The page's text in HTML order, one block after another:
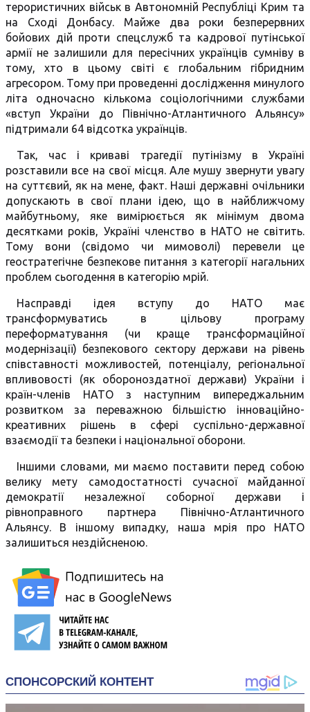
терористичних військ в Автономній Республіці Крим та
на Сході Донбасу. Майже два роки безперервних
бойових дій проти спецслужб та кадрової путінської
армії не залишили для пересічних українців сумніву в
тому, хто в цьому світі є глобальним гібридним
агресором. Тому при проведенні дослідження минулого
літа одночасно кількома соціологічними службами
«вступ України до Північно-Атлантичного Альянсу»
підтримали 64 відсотка українців.
Так, час і криваві трагедії путінізму в Україні
розставили все на свої місця. Але мушу звернути увагу
на суттєвий, як на мене, факт. Наші державні очільники
допускають в свої плани ідею, що в найближчому
майбутньому, яке вимірюється як мінімум двома
десятками років, Україні членство в НАТО не світить.
Тому вони (свідомо чи мимоволі) перевели це
геостратегічне безпекове питання з категорії нагальних
проблем сьогодення в категорію мрій.
Насправді ідея вступу до НАТО має
трансформуватись в цільову програму
переформатування (чи краще трансформаційної
модернізації) безпекового сектору держави на рівень
співставності можливостей, потенціалу, регіональної
впливовості (як обороноздатної держави) України і
країн-членів НАТО з наступним випереджальним
розвитком за переважною більшістю інноваційно-
креативних рішень в сфері суспільно-державної
взаємодії та безпеки і національної оборони.
Іншими словами, ми маємо поставити перед собою
велику мету самодостатності сучасної майданної
демократії незалежної соборної держави і
рівноправного партнера Північно-Атлантичного
Альянсу. В іншому випадку, наша мрія про НАТО
залишиться нездійсненою.